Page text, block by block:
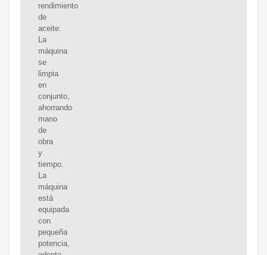
rendimiento
de
aceite:
La
máquina
se
limpia
en
conjunto,
ahorrando
mano
de
obra
y
tiempo.
La
máquina
está
equipada
con
pequeña
potencia,